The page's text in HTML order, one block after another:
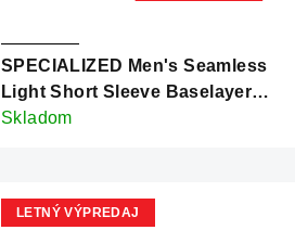
SPECIALIZED Men's Seamless
Light Short Sleeve Baselayer
White
Skladom
LETNÝ VÝPREDAJ